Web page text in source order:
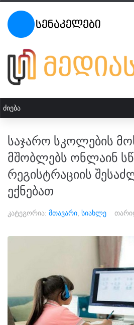
საჯარო სკოლების
მშობლებს ონლაინ
რეგისტრაციის
ექნებათ
კატეგორია: მთავარი სიახლე